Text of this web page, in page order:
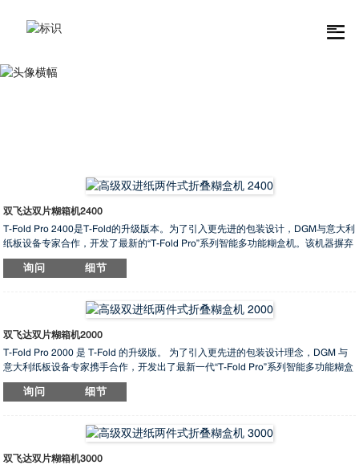
双飞达双片糊箱机2400
T-Fold Pro 2400是T-Fold的升级版本。为了引入更先进的包装设计，DGM与意大利
纸板设备专家合作，开发了最新的“T-Fold Pro”系列智能多功能糊盒机。该机器摒弃
了传统的纸盒折叠和糊合工艺，采用左右双拼接方式，节省空间，降低成本，为重
型瓦楞纸箱的加工工艺带来了显著优化。
保等优点，随着包装技术的快速创新，瓦楞纸箱的应用日益多样化。T-Fold Pro提
升了传统糊盒机的功能，降低了人工成本，为纸箱创造了意想不到的价值，并增强
了竞争力。
询问 细节
双飞达双片糊箱机2000
T-Fold Pro 2000 是 T-Fold 的升级版。 为了引入更先进的包装设计理念，DGM 与
意大利纸板设备专家携手合作，开发出了最新一代“T-Fold Pro”系列智能多功能糊盒
机。 该机型摒弃了传统的纸箱折叠与糊盒工艺，采用左右双拼接结构，有效节省空
间、降低成本，并在重型瓦楞纸箱的加工技术上带来了显著优化。
保等优点，随着包装技术的快速创新，瓦楞纸箱的应用日益多样化。T-Fold Pro提
升了传统糊盒机的功能，降低了人工成本，为纸箱创造了意想不到的价值，并增强
了竞争力。
询问 细节
双飞达双片糊箱机3000